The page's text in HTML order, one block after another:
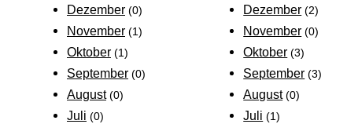
Dezember (0)
November (1)
Oktober (1)
September (0)
August (0)
Juli (0)
Dezember (2)
November (0)
Oktober (3)
September (3)
August (0)
Juli (1)